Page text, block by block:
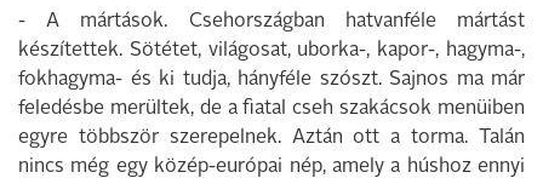
- A mártások. Csehországban hatvanféle mártást
készítettek. Sötétet, világosat, uborka-, kapor-, hagyma-,
fokhagyma- és ki tudja, hányféle szószt. Sajnos ma már
feledésbe merültek, de a fiatal cseh szakácsok menüiben
egyre többször szerepelnek. Aztán ott a torma. Talán
nincs még egy közép-európai nép, amely a húshoz ennyi